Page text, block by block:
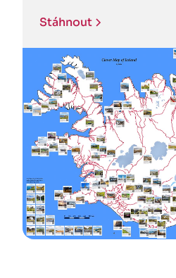
Stáhnout